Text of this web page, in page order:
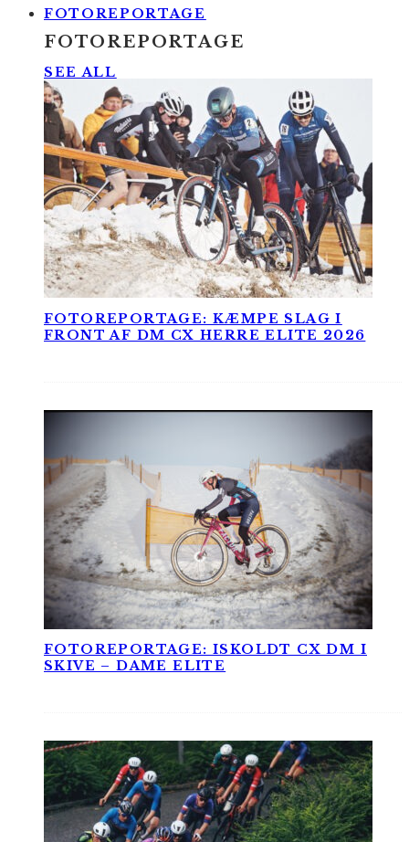
FOTOREPORTAGE
FOTOREPORTAGE
SEE ALL
FOTOREPORTAGE: KÆMPE SLAG I
FRONT AF DM CX HERRE ELITE 2026
FOTOREPORTAGE: ISKOLDT CX DM I
SKIVE – DAME ELITE